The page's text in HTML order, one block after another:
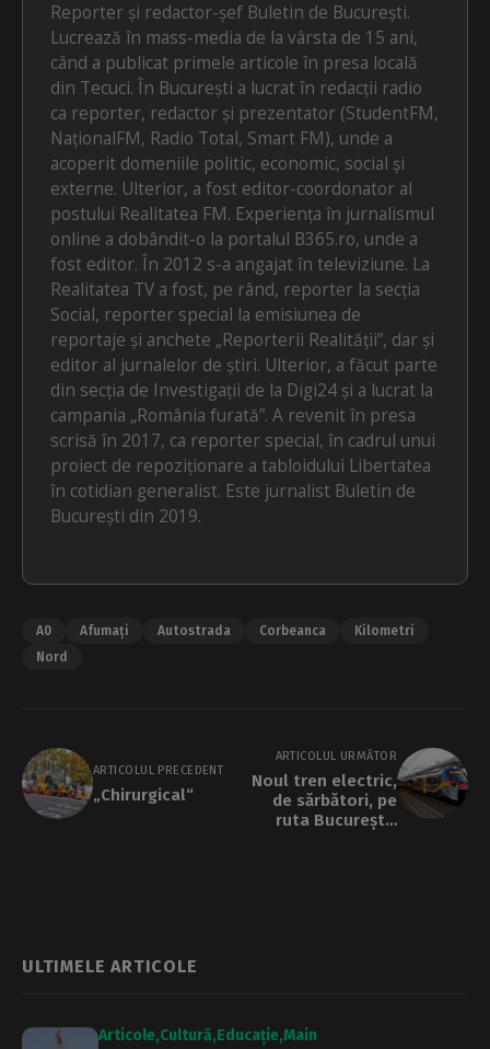
Reporter și redactor-șef Buletin de București.
Lucrează în mass-media de la vârsta de 15 ani,
când a publicat primele articole în presa locală
din Tecuci. În București a lucrat în redacții radio
ca reporter, redactor și prezentator (StudentFM,
NaționalFM, Radio Total, Smart FM), unde a
acoperit domeniile politic, economic, social și
externe. Ulterior, a fost editor-coordonator al
postului Realitatea FM. Experiența în jurnalismul
online a dobândit-o la portalul B365.ro, unde a
fost editor. În 2012 s-a angajat în televiziune. La
Realitatea TV a fost, pe rând, reporter la secția
Social, reporter special la emisiunea de
reportaje și anchete „Reporterii Realității”, dar și
editor al jurnalelor de știri. Ulterior, a făcut parte
din secția de Investigații de la Digi24 și a lucrat la
campania „România furată”. A revenit în presa
scrisă în 2017, ca reporter special, în cadrul unui
proiect de repoziționare a tabloidului Libertatea
în cotidian generalist. Este jurnalist Buletin de
București din 2019.
A0 Afumați Autostrada Corbeanca
Kilometri
Nord
ARTICOLUL PRECEDENT
„Chirurgical“
ARTICOLUL URMĂTOR
Noul tren electric,
de sărbători, pe
ruta București-
ULTIMELE ARTICOLE
Articole Cultură Educație Main